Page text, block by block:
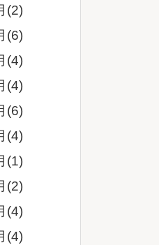
(2)
(6)
(4)
(4)
(6)
(4)
(1)
(2)
(4)
(4)